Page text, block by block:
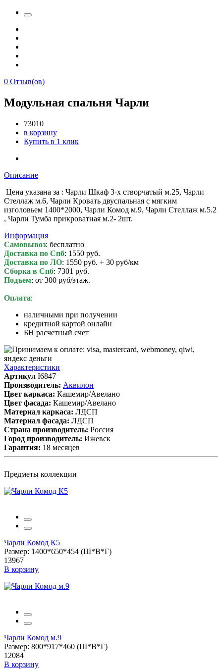
0 Отзыв(ов)
Модульная спальня Чарли
73010
в корзину
Купить в 1 клик
Описание
Цена указана за : Чарли Шкаф 3-х створчатый м.25, Чарли
Стеллаж м.6, Чарли Кровать двуспальная с мягким
изголовьем 1400*2000, Чарли Комод м.9, Чарли Стеллаж м.5.2
, Чарли Тумба прикроватная м.2- 2шт.
Информация
Самовывоз: бесплатно
Доставка по Спб: 1550 руб.
Доставка по ЛО: 1550 руб. + 30 руб/км
Сборка в Спб: 7301 руб.
Подъем: от 300 руб/этаж.
Оплата:
наличными при получении
кредитной картой онлайн
БН расчетный счет
Характеристики
Артикул I6847
Производитель: Аквилон
Цвет каркаса: Кашемир/Авелано
Цвет фасада: Кашемир/Авелано
Материал каркаса: ЛДСП
Материал фасада: ЛДСП
Cтрана производитель: Россия
Город производитель: Ижевск
Гарантия: 18 месяцев
Предметы коллекции
Чарли Комод К5
Размер: 1400*650*454 (Ш*В*Г)
13967
В корзину
Чарли Комод м.9
Размер: 800*917*460 (Ш*В*Г)
12084
В корзину